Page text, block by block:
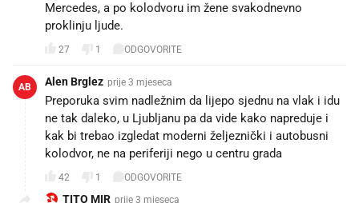
Mercedes, a po kolodvoru im žene svakodnevno
proklinju ljude.
27 1 ODGOVORITE
AB Alen Brglez prije 3 mjeseca
Preporuka svim nadležnim da lijepo sjednu na vlak i idu
ne tak daleko, u Ljubljanu pa da vide kako napreduje i
kak bi trebao izgledat moderni željeznički i autobusni
kolodvor, ne na periferiji nego u centru grada
42 1 ODGOVORITE
TITO MIR prije 3 mjeseca